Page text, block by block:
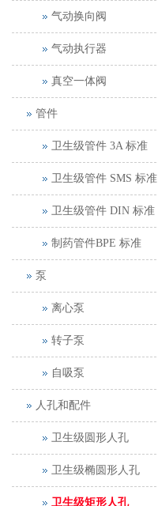
气动换向阀
气动执行器
真空一体阀
管件
卫生级管件 3A 标准
卫生级管件 SMS 标准
卫生级管件 DIN 标准
制药管件BPE 标准
泵
离心泵
转子泵
自吸泵
人孔和配件
卫生级圆形人孔
卫生级椭圆形人孔
卫生级矩形人孔